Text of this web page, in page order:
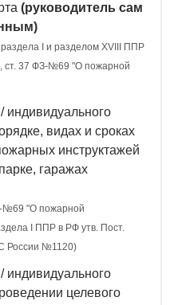
(руководитель сам
раздела I и разделом XVIII ППР
ст. 37 ФЗ-№69 "О пожарной
индивидуального
видах и сроках
инструктажей
гаражах
№69 "О пожарной
I ППР в РФ утв. Пост.
России №1120)
индивидуального
целевого